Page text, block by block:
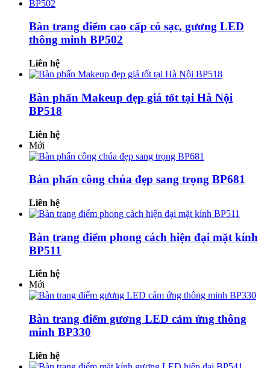
Bàn trang điểm cao cấp có sạc, gương LED
thông minh BP502
Liên hệ
Bàn phấn Makeup đẹp giá tốt tại Hà Nội
BP518
Liên hệ
Mới
Bàn phấn công chúa đẹp sang trọng BP681
Liên hệ
Bàn trang điểm phong cách hiện đại mặt kính
BP511
Liên hệ
Mới
Bàn trang điểm gương LED cảm ứng thông
minh BP330
Liên hệ